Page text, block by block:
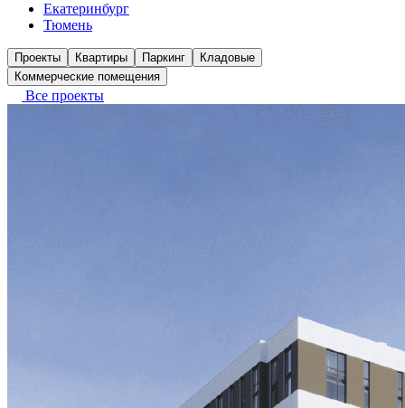
Екатеринбург
Тюмень
Проекты Квартиры Паркинг
Кладовые
Коммерческие помещения
Все проекты